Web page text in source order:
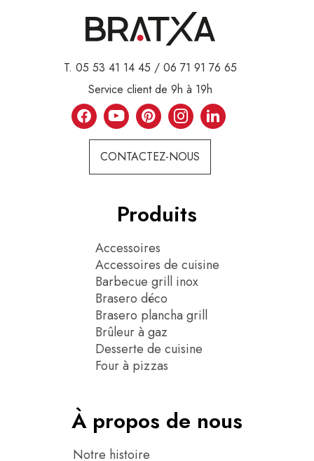
T. 05 53 41 14 45 / 06 71 91 76 65
Service client de 9h à 19h
CONTACTEZ-NOUS
Produits
Accessoires
Accessoires de cuisine
Barbecue grill inox
Brasero déco
Brasero plancha grill
Brûleur à gaz
Desserte de cuisine
Four à pizzas
À propos de nous
Notre histoire